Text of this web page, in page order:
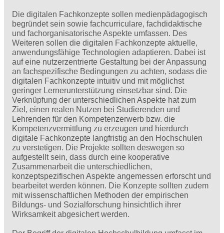
Die digitalen Fachkonzepte sollen medienpädagogisch
begründet sein sowie fachcurriculare, fachdidaktische
und fachorganisatorische Aspekte umfassen. Des
Weiteren sollen die digitalen Fachkonzepte aktuelle,
anwendungsfähige Technologien adaptieren. Dabei ist
auf eine nutzerzentrierte Gestaltung bei der Anpassung
an fachspezifische Bedingungen zu achten, sodass die
digitalen Fachkonzepte intuitiv und mit möglichst
geringer Lernerunterstützung einsetzbar sind. Die
Verknüpfung der unterschiedlichen Aspekte hat zum
Ziel, einen realen Nutzen bei Studierenden und
Lehrenden für den Kompetenzerwerb bzw. die
Kompetenzvermittlung zu erzeugen und hierdurch
digitale Fachkonzepte langfristig an den Hochschulen
zu verstetigen. Die Projekte sollten deswegen so
aufgestellt sein, dass durch eine kooperative
Zusammenarbeit die unterschiedlichen,
konzeptspezifischen Aspekte angemessen erforscht und
bearbeitet werden können. Die Konzepte sollten zudem
mit wissenschaftlichen Methoden der empirischen
Bildungs- und Sozialforschung hinsichtlich ihrer
Wirksamkeit abgesichert werden.